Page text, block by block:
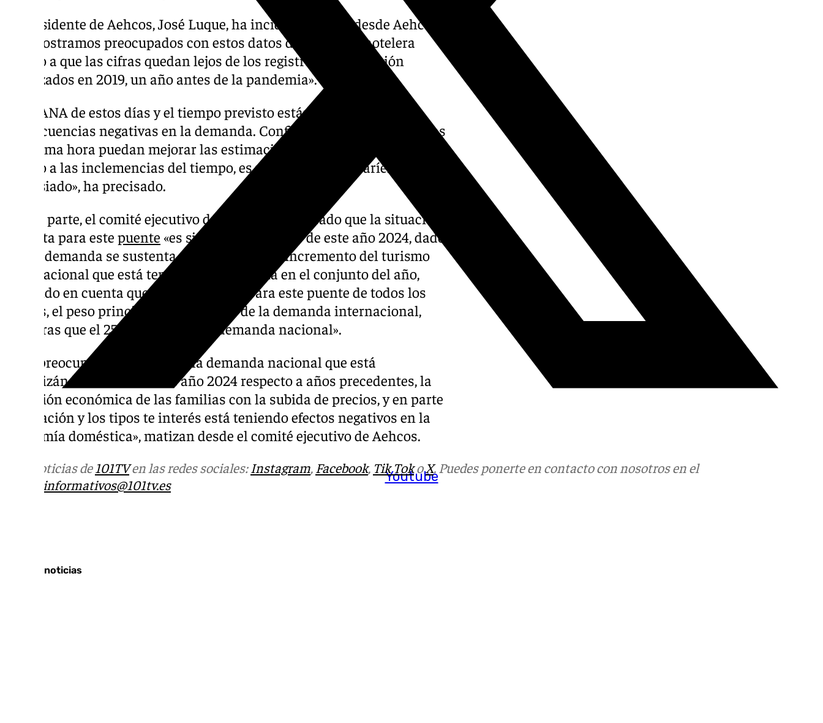
Youtube
El presidente de Aehcos, José Luque, ha incidido en que «desde Aehcos
nos mostramos preocupados con estos datos de previsión hotelera
debido a que las cifras quedan lejos de los registros de ocupación
alcanzados en 2019, un año antes de la pandemia».
«La DANA de estos días y el tiempo previsto están teniendo sus
consecuencias negativas en la demanda. Confiamos en que las reservas
de última hora puedan mejorar las estimaciones de ocupación, aunque
debido a las inclemencias del tiempo, es probable que no varíen
demasiado», ha precisado.
Por su parte, el comité ejecutivo de Aehcos ha valorado que la situación
prevista para este puente «es similar al histórico de este año 2024, dado
que la demanda se sustenta en el importante incremento del turismo
internacional que está teniendo la provincia en el conjunto del año,
teniendo en cuenta que las previsiones para este puente de todos los
santos, el peso principal, 75%, procede de la demanda internacional,
mientras que el 25%, procede de la demanda nacional».
«Nos preocupa la situación de la demanda nacional que está
ralentizándose durante este año 2024 respecto a años precedentes, la
situación económica de las familias con la subida de precios, y en parte
la inflación y los tipos te interés está teniendo efectos negativos en la
economía doméstica», matizan desde el comité ejecutivo de Aehcos.
Más noticias de 101TVen las redes sociales: Instagram, Facebook, Tik TokoX. Puedes ponerte en contacto con nosotros en el
informativos@101tv.es
Últimas noticias